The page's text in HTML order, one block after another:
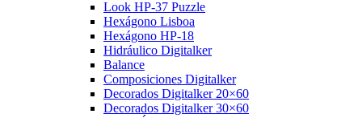
Look HP-37 Puzzle
Hexágono Lisboa
Hexágono HP-18
Hidráulico Digitalker
Balance
Composiciones Digitalker
Decorados Digitalker 20×60
Decorados Digitalker 30×60